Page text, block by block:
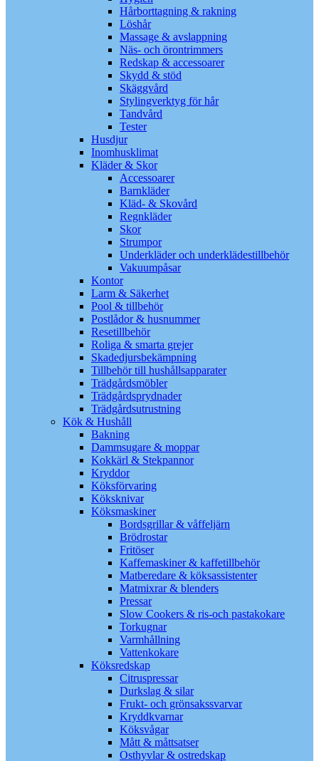
Hårborttagning & rakning
Löshår
Massage & avslappning
Näs- och örontrimmers
Redskap & accessoarer
Skydd & stöd
Skäggvård
Stylingverktyg för hår
Tandvård
Tester
Husdjur
Inomhusklimat
Kläder & Skor
Accessoarer
Barnkläder
Kläd- & Skovård
Regnkläder
Skor
Strumpor
Underkläder och underklädestillbehör
Vakuumpåsar
Kontor
Larm & Säkerhet
Pool & tillbehör
Postlådor & husnummer
Resetillbehör
Roliga & smarta grejer
Skadedjursbekämpning
Tillbehör till hushållsapparater
Trädgårdsmöbler
Trädgårdsprydnader
Trädgårdsutrustning
Kök & Hushåll
Bakning
Dammsugare & moppar
Kokkärl & Stekpannor
Kryddor
Köksförvaring
Köksknivar
Köksmaskiner
Bordsgrillar & våffeljärn
Brödrostar
Fritöser
Kaffemaskiner & kaffetillbehör
Matberedare & köksassistenter
Matmixrar & blenders
Pressar
Slow Cookers & ris-och pastakokare
Torkugnar
Varmhållning
Vattenkokare
Köksredskap
Citruspressar
Durkslag & silar
Frukt- och grönsakssvarvar
Kryddkvarnar
Köksvågar
Mått & måttsatser
Osthyvlar & ostredskap